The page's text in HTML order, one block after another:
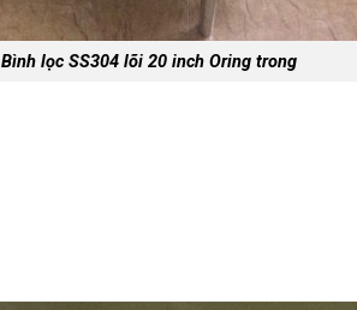
Bình lọc SS304 lõi 20 inch Oring trong